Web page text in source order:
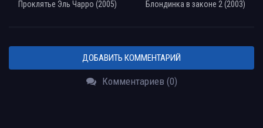
Проклятье Эль Чарро (2005) Блондинка в законе 2 (2003)
ДОБАВИТЬ КОММЕНТАРИЙ
Комментариев (0)